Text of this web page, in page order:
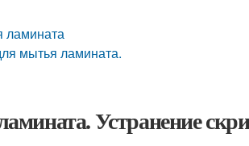
ламината
мытья ламината.
Устранение